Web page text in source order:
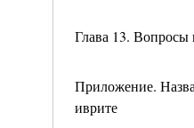
Глава 13. Вопросы
Приложение.
иврите